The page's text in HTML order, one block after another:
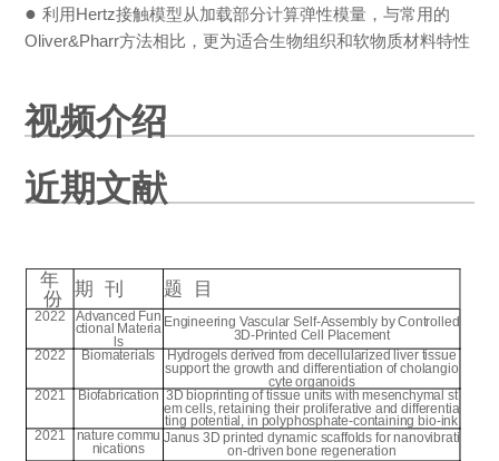
●利用Hertz接触模型从加载部分计算弹性模量，与常用的
Oliver&Pharr方法相比，更为适合生物组织和软物质材料特性
视频介绍
近期文献
年
份 期 刊 题 目
2022
Advanced Fun
ctional Materia
ls
Engineering Vascular Self-Assembly by Controlled
3D-Printed Cell Placement
2022
Biomaterials Hydrogels derived from decellularized liver tissue
support the growth and differentiation of cholangio
cyte organoids
2021
Biofabrication 3D bioprinting of tissue units with mesenchymal st
em cells, retaining their proliferative and differentia
ting potential, in polyphosphate-containing bio-ink
2021
nature commu
nications
Janus 3D printed dynamic scaffolds for nanovibrati
on-driven bone regeneration